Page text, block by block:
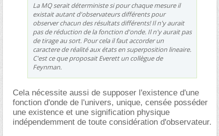
La MQ serait déterministe si pour chaque mesure il
existait autant d'observateurs différents pour
observer chacun des résultats différents! Il n'y aurait
pas de réduction de la fonction d'onde. Il n'y aurait pas
de tirage au sort. Pour cela il faut accorder un
caractere de réalité aux états en superposition lineaire.
C'est ce que proposait Everett un collègue de
Feynman.
Cela nécessite aussi de supposer l'existence d'une
fonction d'onde de l'univers, unique, censée posséder
une existence et une signification physique
indépendemment de toute considération d'observateur.